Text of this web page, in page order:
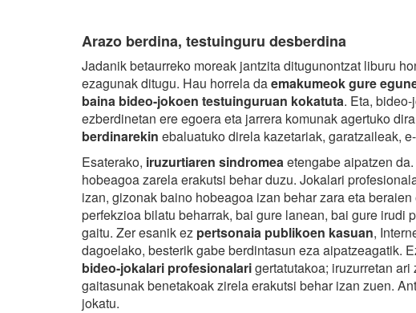
Arazo berdina, testuinguru desberdina
Jadanik betaurreko moreak jantzita ditugunontzat liburu
ezagunak ditugu. Hau horrela daemakumeok gure
baina bideo-jokoen testuinguruan kokatuta. Eta,
ezberdinetan ere egoera eta jarrera komunak agertuko
berdinarekin ebaluatuko direla kazetariak, garatzaileak,
Esaterako, iruzurtiaren sindromeaetengabe aipatzen
hobeagoa zarela erakutsi behar duzu. Jokalari
izan, gizonak baino hobeagoa izan behar zara eta
perfekzioa bilatu beharrak, bai gure lanean, bai gure irudi
gaitu. Zer esanik ez pertsonaia publikoen kasuan,
dagoelako, besterik gabe berdintasun eza aipatzeagatik.
bideo-jokalari profesionalarigertatutakoa; iruzurretan
gaitasunak benetakoak zirela erakutsi behar izan zuen.
jokatu.